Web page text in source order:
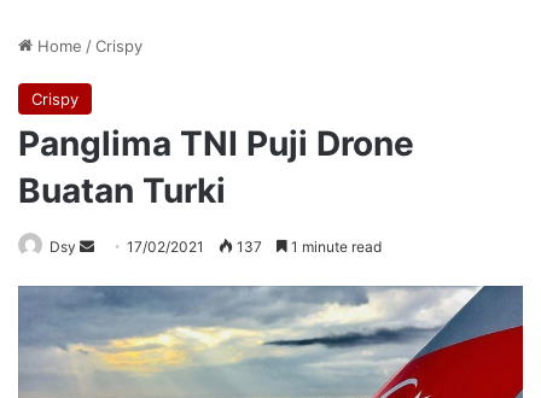
Home /Crispy
Crispy
Panglima TNI Puji Drone
Buatan Turki
Dsy
Send
email
17/02/2021 137 1 minute read